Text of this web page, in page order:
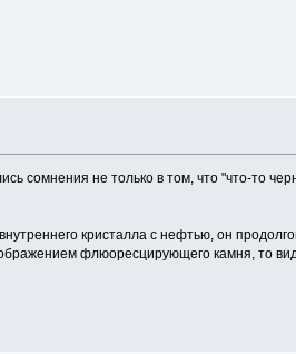
сомнения не только в том, что "что-то
кристалла с нефтью, он
флюоресцирующего камня, то